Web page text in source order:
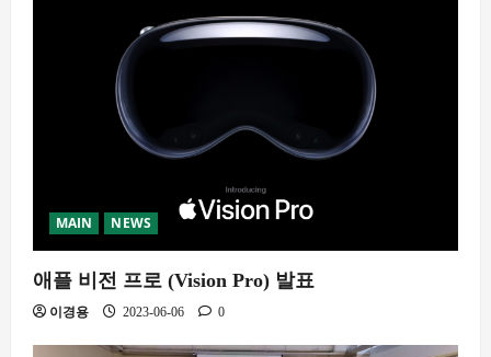
MAIN NEWS
애플 비전 프로 (Vision Pro) 발표
이경용 2023-06-06 0